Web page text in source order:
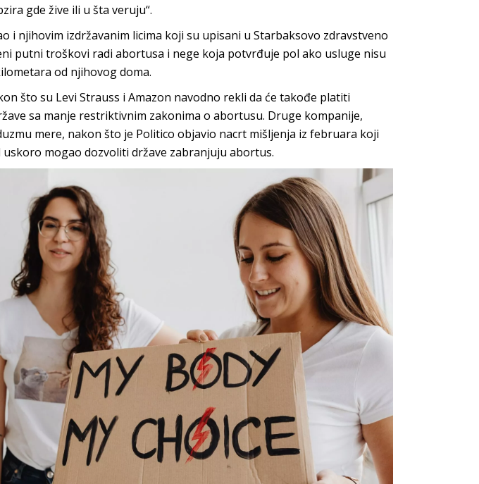
gde žive ili u šta veruju“.
i njihovim izdržavanim licima koji su upisani u Starbaksovo zdravstveno
putni troškovi radi abortusa i nege koja potvrđuje pol ako usluge nisu
od njihovog doma.
što su Levi Strauss i Amazon navodno rekli da će takođe platiti
sa manje restriktivnim zakonima o abortusu. Druge kompanije,
mere, nakon što je Politico objavio nacrt mišljenja iz februara koji
mogao dozvoliti države zabranjuju abortus.